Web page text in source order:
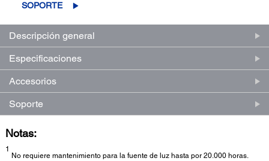
SOPORTE
Descripción general
Especificaciones
Accesorios
Soporte
Notas:
1
No requiere mantenimiento para la fuente de luz hasta por 20.000 horas.